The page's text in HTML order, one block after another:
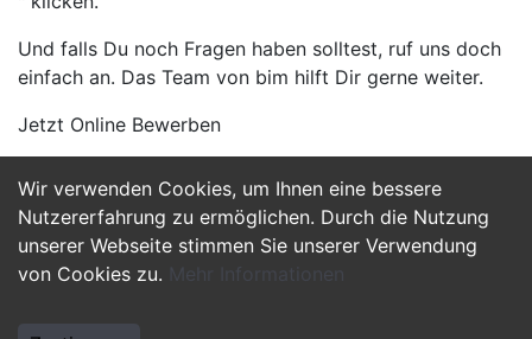
Wir verwenden Cookies, um Ihnen eine bessere
Nutzererfahrung zu ermöglichen. Durch die Nutzung
unserer Webseite stimmen Sie unserer Verwendung
von Cookies zu. Mehr Informationen
Und falls Du noch Fragen haben solltest, ruf uns doch
einfach an. Das Team von bim hilft Dir gerne weiter.
Jetzt Online Bewerben
Jetzt Bewerben